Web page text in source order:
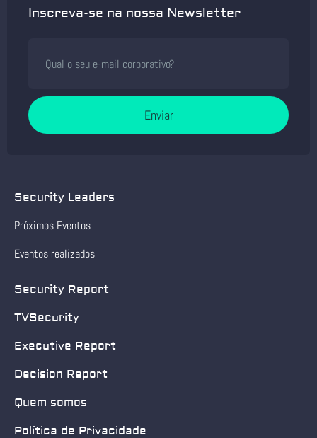
Inscreva-se na nossa Newsletter
Enviar
Security Leaders
Próximos Eventos
Eventos realizados
Security Report
TVSecurity
Executive Report
Decision Report
Quem somos
Política de Privacidade